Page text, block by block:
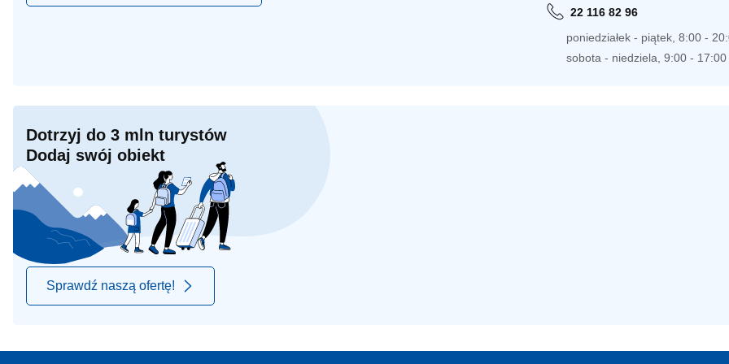
22 116 82 96
poniedziałek - piątek, 8:00 -
sobota - niedziela, 9:00 - 17:00
Dotrzyj do 3 mln turystów
Dodaj swój obiekt
Sprawdź naszą ofertę!